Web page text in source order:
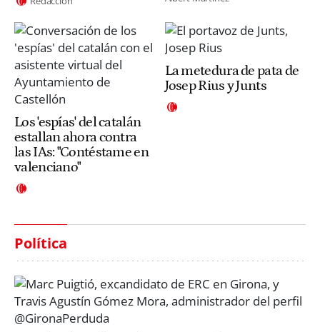
Los 'espías' del catalán
estallan ahora contra
las IAs: "Contéstame en
valenciano"
La metedura de pata de
Josep Rius y Junts
Política